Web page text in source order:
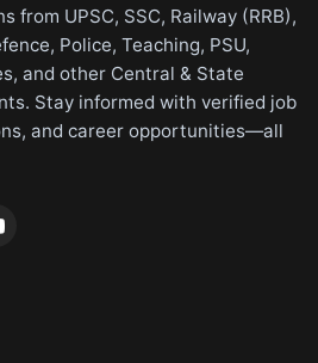
from UPSC, SSC, Railway (RRB),
Police, Teaching, PSU,
and other Central & State
Stay informed with verified job
and career opportunities—all